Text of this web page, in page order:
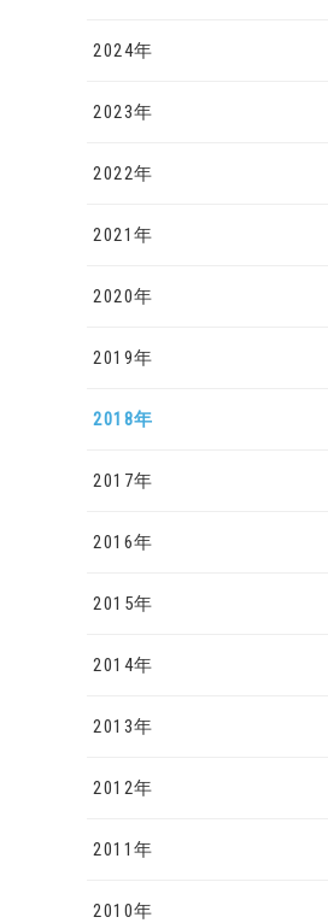
2024年
2023年
2022年
2021年
2020年
2019年
2018年
2017年
2016年
2015年
2014年
2013年
2012年
2011年
2010年